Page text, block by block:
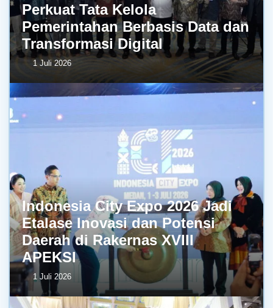
Perkuat Tata Kelola
Pemerintahan Berbasis Data dan
Transformasi Digital
1 Juli 2026
Indonesia City Expo 2026 Jadi
Etalase Inovasi dan Potensi
Daerah di Rakernas XVIII
APEKSI
1 Juli 2026